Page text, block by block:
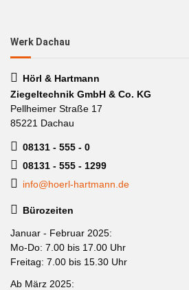
Werk Dachau
Hörl & Hartmann
Ziegeltechnik GmbH & Co. KG
Pellheimer Straße 17
85221 Dachau
08131 - 555 - 0
08131 - 555 - 1299
info@hoerl-hartmann.de
Bürozeiten
Januar - Februar 2025:
Mo-Do: 7.00 bis 17.00 Uhr
Freitag: 7.00 bis 15.30 Uhr
Ab März 2025: